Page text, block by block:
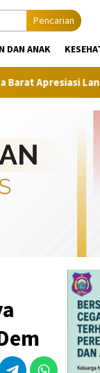
Pencarian
DAN ANAK
Proaktif